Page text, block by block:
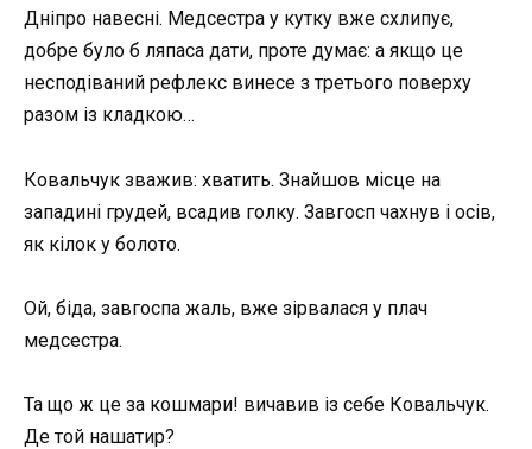
Дніпро навесні. Медсестра у кутку вже схлипує,
добре було б ляпаса дати, проте думає: а якщо це
несподіваний рефлекс винесе з третього поверху
разом із кладкою…
Ковальчук зважив: хватить. Знайшов місце на
западині грудей, всадив голку. Завгосп чахнув і осів,
як кілок у болото.
Ой, біда, завгоспа жаль, вже зірвалася у плач
медсестра.
Та що ж це за кошмари! вичавив із себе Ковальчук.
Де той нашатир?